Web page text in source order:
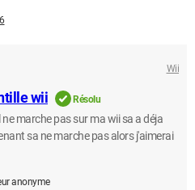
Wii
wii Résolu
marche pas sur ma wii sa a déja
sa ne marche pas alors j'aimerai
anonyme